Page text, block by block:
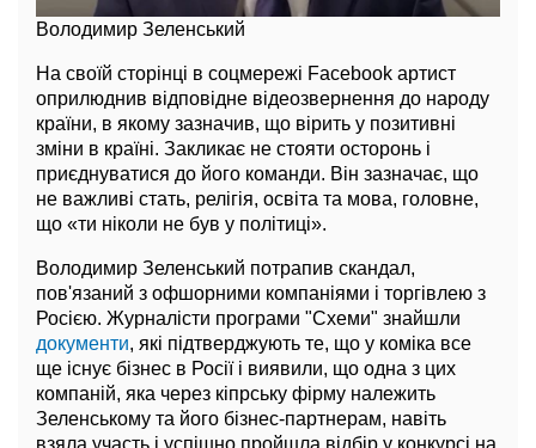
Володимир Зеленський
На своїй сторінці в соцмережі Facebook артист
оприлюднив відповідне відеозвернення до народу
країни, в якому зазначив, що вірить у позитивні
зміни в країні. Закликає не стояти осторонь і
приєднуватися до його команди. Він зазначає, що
не важливі стать, релігія, освіта та мова, головне,
що «ти ніколи не був у політиці».
Володимир Зеленський потрапив скандал,
пов'язаний з офшорними компаніями і торгівлею з
Росією. Журналісти програми "Схеми" знайшли
документи, які підтверджують те, що у коміка все
ще існує бізнес в Росії і виявили, що одна з цих
компаній, яка через кіпрську фірму належить
Зеленському та його бізнес-партнерам, навіть
взяла участь і успішно пройшла відбір у конкурсі на